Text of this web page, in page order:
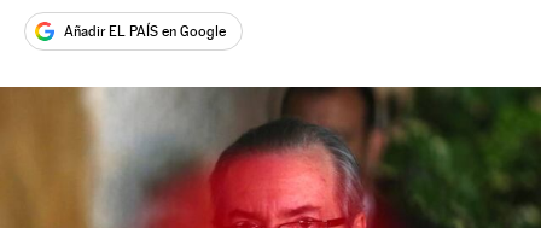
Añadir EL PAÍS en Google